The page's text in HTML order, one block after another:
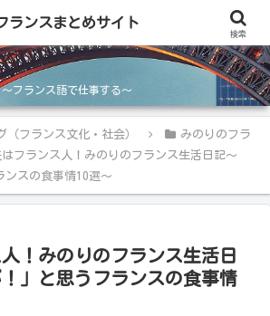
ランスまとめサイト
～フランス語で仕事する～
（フランス文化・社会）
みのりのフラ
はフランス人！みのりのフランス生活日記～
ンスの食事情10選～
！みのりのフランス生活日
」と思うフランスの食事情
ランスまとめサイト
検索